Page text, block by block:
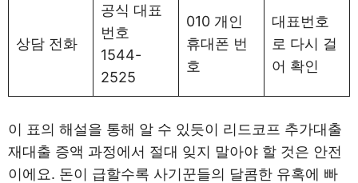
상담 전화
공식 대표
번호
1544-
2525
010 개인
휴대폰 번
호
대표번호
로 다시 걸
어 확인
이 표의 해설을 통해 알 수 있듯이 리드코프 추가대출
재대출 증액 과정에서 절대 잊지 말아야 할 것은 안전
이에요. 돈이 급할수록 사기꾼들의 달콤한 유혹에 빠